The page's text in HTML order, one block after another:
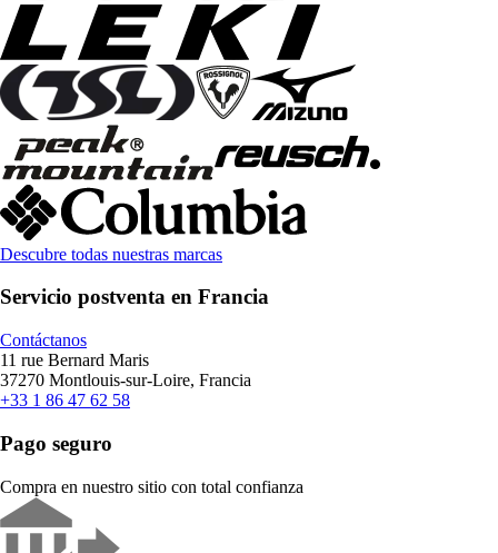
Descubre todas nuestras marcas
Servicio postventa en Francia
Contáctanos
11 rue Bernard Maris
37270 Montlouis-sur-Loire, Francia
+33 1 86 47 62 58
Pago seguro
Compra en nuestro sitio con total confianza